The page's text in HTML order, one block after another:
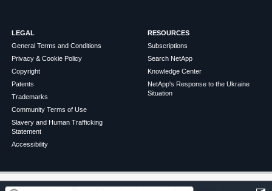
LEGAL
General Terms and Conditions
Privacy & Cookie Policy
Copyright
Patents
Trademarks
Community Terms of Use
Slavery and Human Trafficking
Statement
Accessibility
RESOURCES
Subscriptions
Search NetApp
Knowledge Center
NetApp's Response to the Ukraine
Situation